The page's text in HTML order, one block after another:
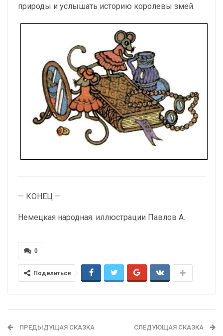
природы и услышать историю королевы змей.
— КОНЕЦ —
Немецкая народная. иллюстрации Павлов А.
0
Поделиться
ПРЕДЫДУЩАЯ СКАЗКА СЛЕДУЮЩАЯ СКАЗКА